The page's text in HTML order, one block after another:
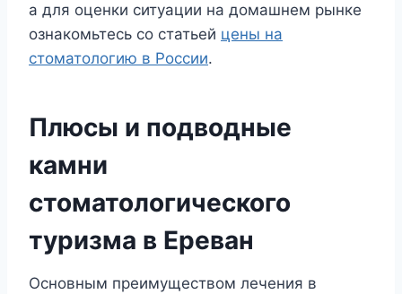
а для оценки ситуации на домашнем рынке
ознакомьтесь со статьей цены на
стоматологию в России.
Плюсы и подводные
камни
стоматологического
туризма в Ереван
Основным преимуществом лечения в